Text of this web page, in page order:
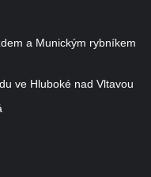
v
a Munickým rybníkem
ve Hluboké nad Vltavou